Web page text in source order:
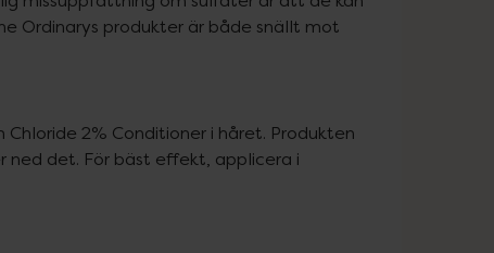
Ordinarys produkter är både snällt mot
2% Conditioner i håret. Produkten
det. För bäst effekt, applicera i